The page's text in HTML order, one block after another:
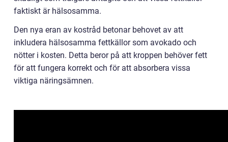
faktiskt är hälsosamma.
Den nya eran av kostråd betonar behovet av att
inkludera hälsosamma fettkällor som avokado och
nötter i kosten. Detta beror på att kroppen behöver fett
för att fungera korrekt och för att absorbera vissa
viktiga näringsämnen.